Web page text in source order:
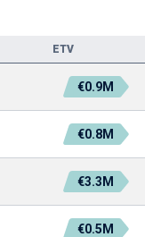
ETV
€0.9M
€0.8M
€3.3M
€0.5M